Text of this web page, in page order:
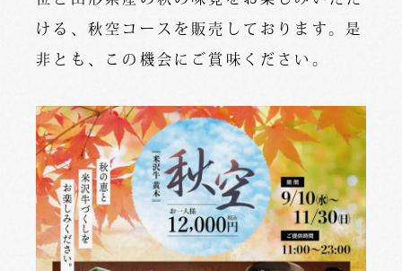
ける、秋空コースを販売しております。是
非とも、この機会にご賞味ください。